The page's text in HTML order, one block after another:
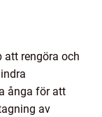
rengöra och
ånga för att
av